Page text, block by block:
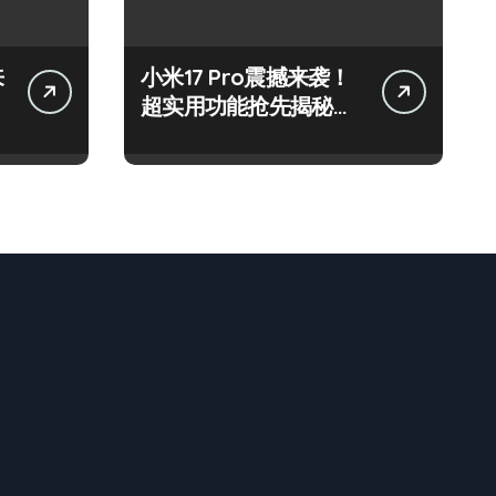
小米17 Pro震撼来袭！
超实用功能抢先揭秘，